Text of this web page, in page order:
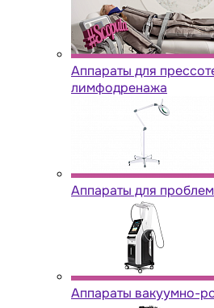
Аппараты для
лимфодренажа
Аппараты для
Аппараты вакуумно-